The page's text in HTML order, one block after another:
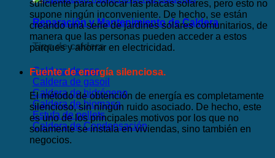
Reparación y Mantenimiento de Caldera
Tipo de caldera
Caldera de gas
Caldera de gasoil
Caldera de hidrógeno
Caldera de biomasa
Estufa de pellets
Caldera de Condensación
suficiente para colocar las placas solares, pero esto no
supone ningún inconveniente. De hecho, se están
creando una serie de jardines solares comunitarios, de
manera que las personas pueden acceder a estos
parques y ahorrar en electricidad.
Fuente de energía silenciosa.
El método de obtención de energía es completamente
silencioso, sin ningún ruido asociado. De hecho, este
es uno de los principales motivos por los que no
solamente se instala en viviendas, sino también en
negocios.